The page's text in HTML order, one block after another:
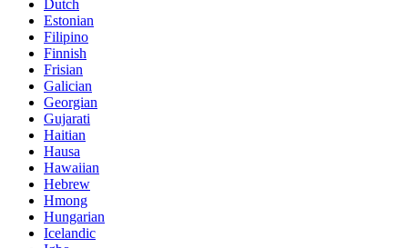
Dutch
Estonian
Filipino
Finnish
Frisian
Galician
Georgian
Gujarati
Haitian
Hausa
Hawaiian
Hebrew
Hmong
Hungarian
Icelandic